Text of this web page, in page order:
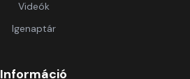
Videók
Igenaptár
Információ